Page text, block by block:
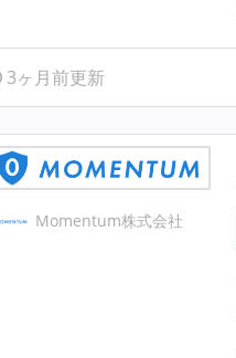
3ヶ月前更新
Momentum株式会社